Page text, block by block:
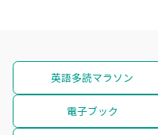
英語多読マラソン
電子ブック